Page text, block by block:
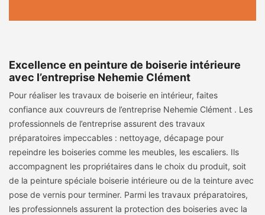
Excellence en peinture de boiserie intérieure
avec l’entreprise Nehemie Clément
Pour réaliser les travaux de boiserie en intérieur, faites
confiance aux couvreurs de l’entreprise Nehemie Clément . Les
professionnels de l’entreprise assurent des travaux
préparatoires impeccables : nettoyage, décapage pour
repeindre les boiseries comme les meubles, les escaliers. Ils
accompagnent les propriétaires dans le choix du produit, soit
de la peinture spéciale boiserie intérieure ou de la teinture avec
pose de vernis pour terminer. Parmi les travaux préparatoires,
les professionnels assurent la protection des boiseries avec la